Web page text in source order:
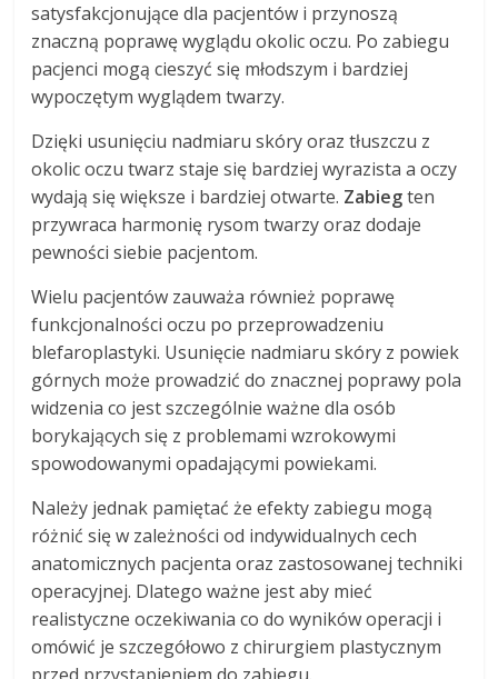
satysfakcjonujące dla pacjentów i przynoszą
znaczną poprawę wyglądu okolic oczu. Po zabiegu
pacjenci mogą cieszyć się młodszym i bardziej
wypoczętym wyglądem twarzy.
Dzięki usunięciu nadmiaru skóry oraz tłuszczu z
okolic oczu twarz staje się bardziej wyrazista a oczy
wydają się większe i bardziej otwarte. Zabiegten
przywraca harmonię rysom twarzy oraz dodaje
pewności siebie pacjentom.
Wielu pacjentów zauważa również poprawę
funkcjonalności oczu po przeprowadzeniu
blefaroplastyki. Usunięcie nadmiaru skóry z powiek
górnych może prowadzić do znacznej poprawy pola
widzenia co jest szczególnie ważne dla osób
borykających się z problemami wzrokowymi
spowodowanymi opadającymi powiekami.
Należy jednak pamiętać że efekty zabiegu mogą
różnić się w zależności od indywidualnych cech
anatomicznych pacjenta oraz zastosowanej techniki
operacyjnej. Dlatego ważne jest aby mieć
realistyczne oczekiwania co do wyników operacji i
omówić je szczegółowo z chirurgiem plastycznym